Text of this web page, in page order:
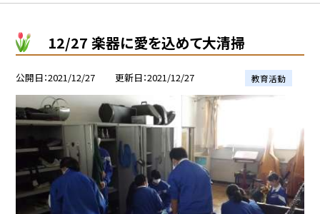
12/27 楽器に愛を込めて大清掃
公開日 2021/12/27 更新日 2021/12/27 教育活動